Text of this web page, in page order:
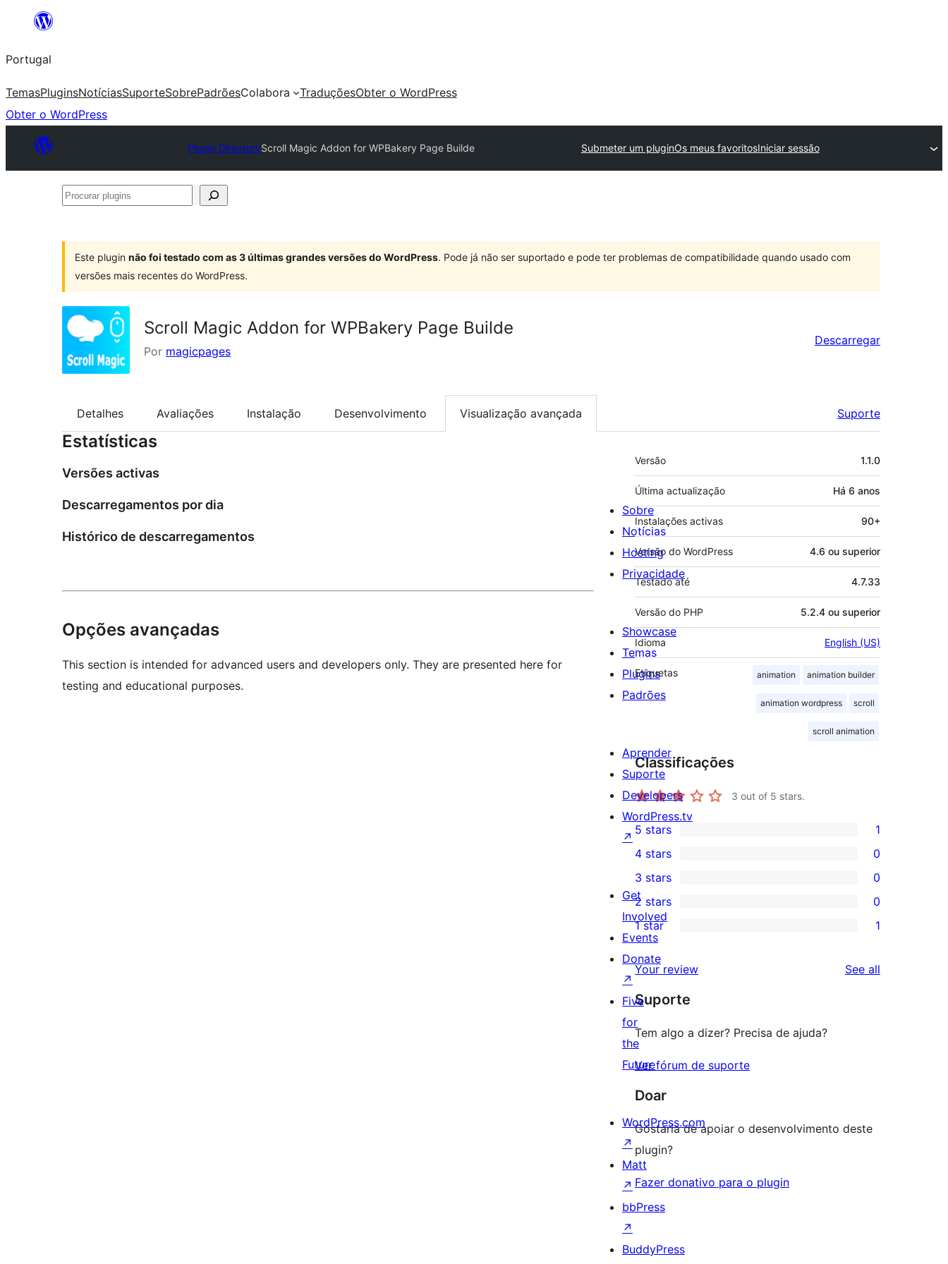
Saltar
o
conteúdo
Portugal
TemasPluginsNotíciasSuporteSobrePadrõesColabora TraduçõesObter o WordPress
Obter o WordPress
Plugin DirectoryScroll Magic Addon for WPBakery Page Builde Submeter um pluginOs meus favoritosIniciar sessão
Procurar
Este plugin não foi testado com as 3 últimas grandes versões do WordPress. Pode já não ser suportado e pode ter problemas de compatibilidade quando usado com
versões mais recentes do WordPress.
Scroll Magic Addon for WPBakery Page Builde
Por magicpages
Descarregar
Detalhes Avaliações Instalação Desenvolvimento Visualização avançada Suporte
Estatísticas
Versões activas
Descarregamentos por dia
Histórico de descarregamentos
Opções avançadas
This section is intended for advanced users and developers only. They are presented here for
testing and educational purposes.
Metadados
Versão 1.1.0
Última actualização Há 6 anos
Instalações activas 90+
Versão do WordPress 4.6 ou superior
Testado até 4.7.33
Versão do PHP 5.2.4 ou superior
Idioma English (US)
Etiquetas animation animation builder
animation wordpress scroll
scroll animation
Classificações
3 out of 5 stars.
1
5-
star
review
5 stars 1
4-
star
reviews
4 stars 0
0
3-
star
3 stars 0
0
2-
star
reviews
2 stars 0
1
1-
star
review
1 star 1
Your review See all
Suporte
Tem algo a dizer? Precisa de ajuda?
Ver fórum de suporte
Doar
Gostaria de apoiar o desenvolvimento deste
plugin?
Fazer donativo para o plugin
Sobre
Notícias
Hosting
Privacidade
Showcase
Temas
Plugins
Padrões
Aprender
Suporte
Developers
WordPress.tv
↗
Get
Involved
Events
Donate
↗
Five
for
the
Future
WordPress.com
↗
Matt
↗
bbPress
↗
BuddyPress